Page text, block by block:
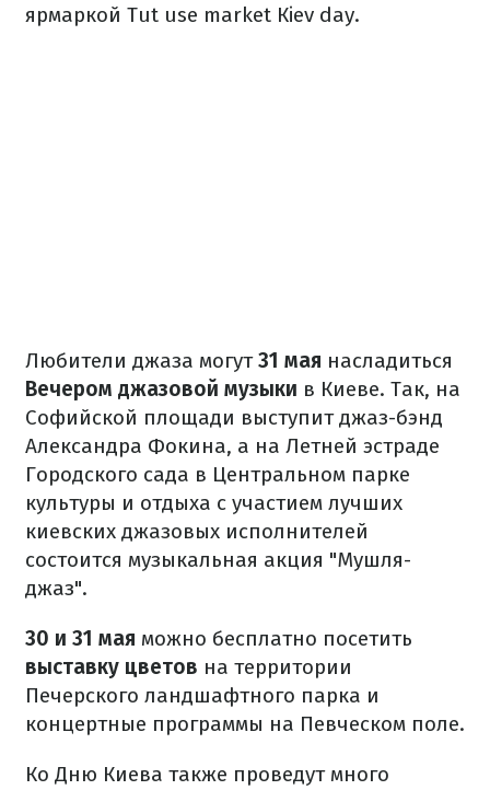
ярмаркой Тut use market Кiev day.
Любители джаза могут31 мая насладиться
Вечером джазовой музыки в Киеве. Так, на
Софийской площади выступит джаз-бэнд
Александра Фокина, а на Летней эстраде
Городского сада в Центральном парке
культуры и отдыха с участием лучших
киевских джазовых исполнителей
состоится музыкальная акция "Мушля-
джаз".
30 и 31 мая можно бесплатно посетить
выставку цветов на территории
Печерского ландшафтного парка и
концертные программы на Певческом поле.
Ко Дню Киева также проведут много